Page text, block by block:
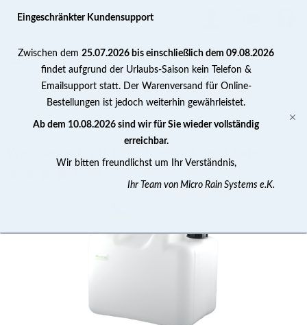
20 Liter Wassertank
Eingeschränkter Kundensupport
Zwischen dem 25.07.2026 bis einschließlich dem 09.08.2026
findet aufgrund der Urlaubs-Saison kein Telefon &
Emailsupport statt. Der Warenversand für Online-
Bestellungen ist jedoch weiterhin gewährleistet.
Ab dem 10.08.2026 sind wir für Sie wieder vollständig
erreichbar.
Wir bitten freundlichst um Ihr Verständnis,
Ihr Team von Micro Rain Systems e.K.